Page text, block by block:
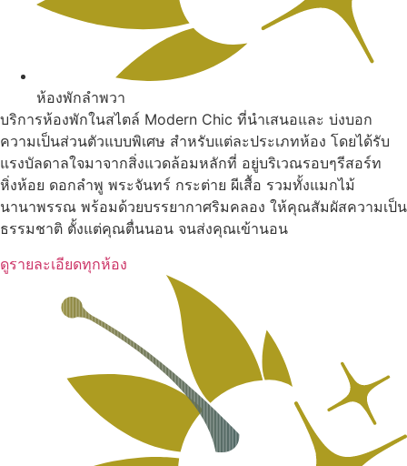
ห้องพักลำพวา
บริการห้องพักในสไตล์ Modern Chic ที่นำเสนอและ บ่งบอก
ความเป็นส่วนตัวแบบพิเศษ สำหรับแต่ละประเภทห้อง โดยได้รับ
แรงบัลดาลใจมาจากสิ่งแวดล้อมหลักที่ อยู่บริเวณรอบๆรีสอร์ท
หิ่งห้อย ดอกลำพู พระจันทร์ กระต่าย ผีเสื้อ รวมทั้งแมกไม้
นานาพรรณ พร้อมด้วยบรรยากาศริมคลอง ให้คุณสัมผัสความเป็น
ธรรมชาติ ตั้งแต่คุณตื่นนอน จนส่งคุณเข้านอน
ดูรายละเอียดทุกห้อง